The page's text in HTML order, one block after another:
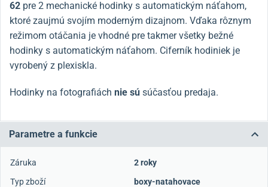
62 pre 2 mechanické hodinky s automatickým náťahom,
ktoré zaujmú svojím moderným dizajnom. Vďaka rôznym
režimom otáčania je vhodné pre takmer všetky bežné
hodinky s automatickým náťahom. Ciferník hodiniek je
vyrobený z plexiskla.
Hodinky na fotografiách nie sú súčasťou predaja.
Parametre a funkcie
Záruka
2 roky
Typ zboží
boxy-natahovace